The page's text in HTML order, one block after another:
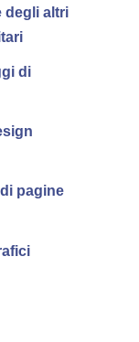
degli altri
di
pagine